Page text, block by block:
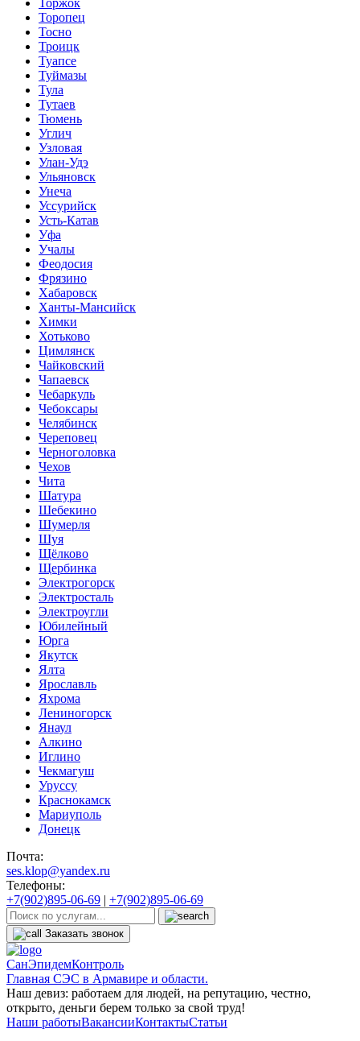
Торопец
Тосно
Троицк
Туапсе
Туймазы
Тула
Тутаев
Тюмень
Углич
Узловая
Улан-Удэ
Ульяновск
Унеча
Уссурийск
Усть-Катав
Уфа
Учалы
Феодосия
Фрязино
Хабаровск
Ханты-Мансийск
Химки
Хотьково
Цимлянск
Чайковский
Чапаевск
Чебаркуль
Чебоксары
Челябинск
Череповец
Черноголовка
Чехов
Чита
Шатура
Шебекино
Шумерля
Шуя
Щёлково
Щербинка
Электрогорск
Электросталь
Электроугли
Юбилейный
Юрга
Якутск
Ялта
Ярославль
Яхрома
Лениногорск
Янаул
Алкино
Иглино
Чекмагуш
Уруссу
Краснокамск
Мариуполь
Донецк
Почта:
ses.klop@yandex.ru
Телефоны:
+7(902)895-06-69 | +7(902)895-06-69
Заказать звонок
СанЭпидемКонтроль
Главная СЭС в Армавире и области.
Наш девиз: работаем для людей, на репутацию, честно,
открыто, деньги берем только за свой труд!
Наши работыВакансииКонтактыСтатьи